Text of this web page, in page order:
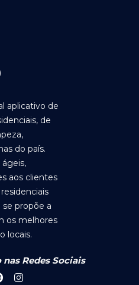
aplicativo de
de
do país.
aos clientes
se propõe a
os melhores
locais.
Redes Sociais